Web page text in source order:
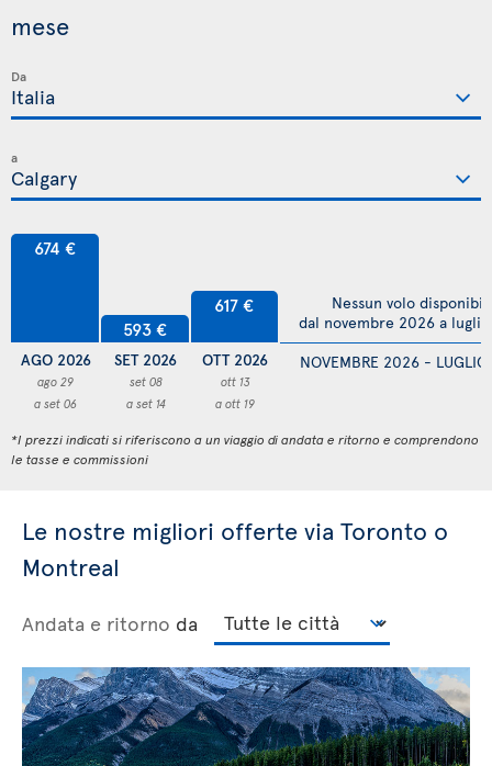
mese
Da
a
674 €
AGO 2026
ago 29
a set 06
593 €
SET 2026
set 08
a set 14
617 €
OTT 2026
ott 13
a ott 19
NOVEMBRE 2026 -
Nessun volo
dal novembre 2026 a
*I prezzi indicati si riferiscono a un viaggio di andata e ritorno e comprendono
le tasse e commissioni
Le nostre migliori offerte via Toronto o
Montreal
Andata e ritorno da